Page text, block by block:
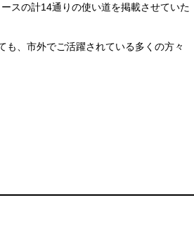
スの計14通りの使い道を掲載させていた
、市外でご活躍されている多くの方々